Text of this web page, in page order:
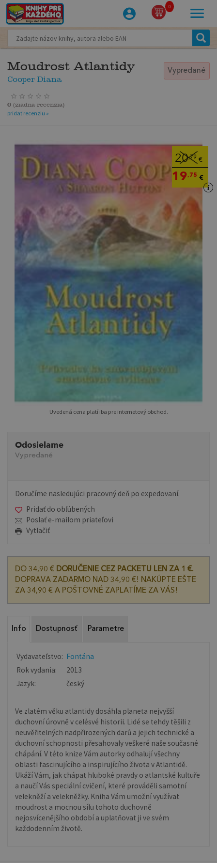
0
Moudrost Atlantidy
Cooper Diana
Vypredané
0 (žiadna recenzia)
pridať recenziu »
20,79 €
19,75 €
Uvedená cena platí iba pre internetový obchod.
Odosielame
Vypredané
Doručíme nasledujúci pracovný deň po expedovaní.
Pridať do obľúbených
Poslať e-mailom priateľovi
Vytlačiť
DO 34,90 € DORUČENIE CEZ PACKETU LEN ZA 1 €.
DOPRAVA ZADARMO NAD 34,90 €! NAKÚPTE EŠTE
ZA 34,90 € A POŠTOVNÉ ZAPLATÍME ZA VÁS!
Info Dostupnosť Parametre
Vydavateľstvo: Fontána
Rok vydania:
2013
Jazyk:
český
Ve zlatém věku atlantidy dosáhla planeta nejvyšší
duchovní úrovně v celésvé historii. Lidé se tehdy těšili z
neuvěřitelných nadpřirozených darů a jejich technické a
duchovní schopnosti přesahovaly veškeré naše současné
chápání. V této knize Vám autorky odhalují všechny
oblasti fascinujícího a inspirujícího života v Atlantidě.
Ukáží Vám, jak chápat hluboké pravdy o atlantské kultuře
a naučí Vás speciální cvičení, které prováděli samotní
velekněží a velekněžky. Kniha Vám umožní využívat
moudrost a mocnou sílu tohoto duchovně
nejosvícenějšího období a uplatňovat ji ve svém
každodenním životě.